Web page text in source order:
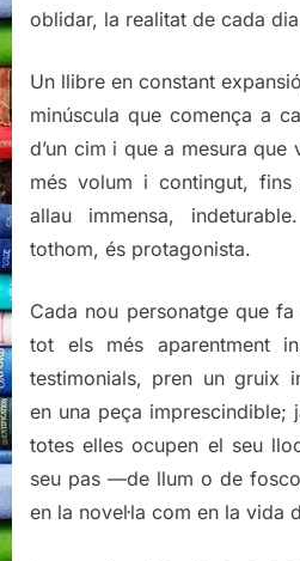
oblidar, la realitat de cada
Un llibre en constant
minúscula que comença a
d’un cim i que a mesura que
més volum i contingut, fins
allau immensa,
tothom, és protagonista.
Cada nou personatge que
tot els més aparentment
testimonials, pren un gruix
en una peça imprescindible;
totes elles ocupen el seu
seu pas —de llum o de
en la novel·la com en la vida